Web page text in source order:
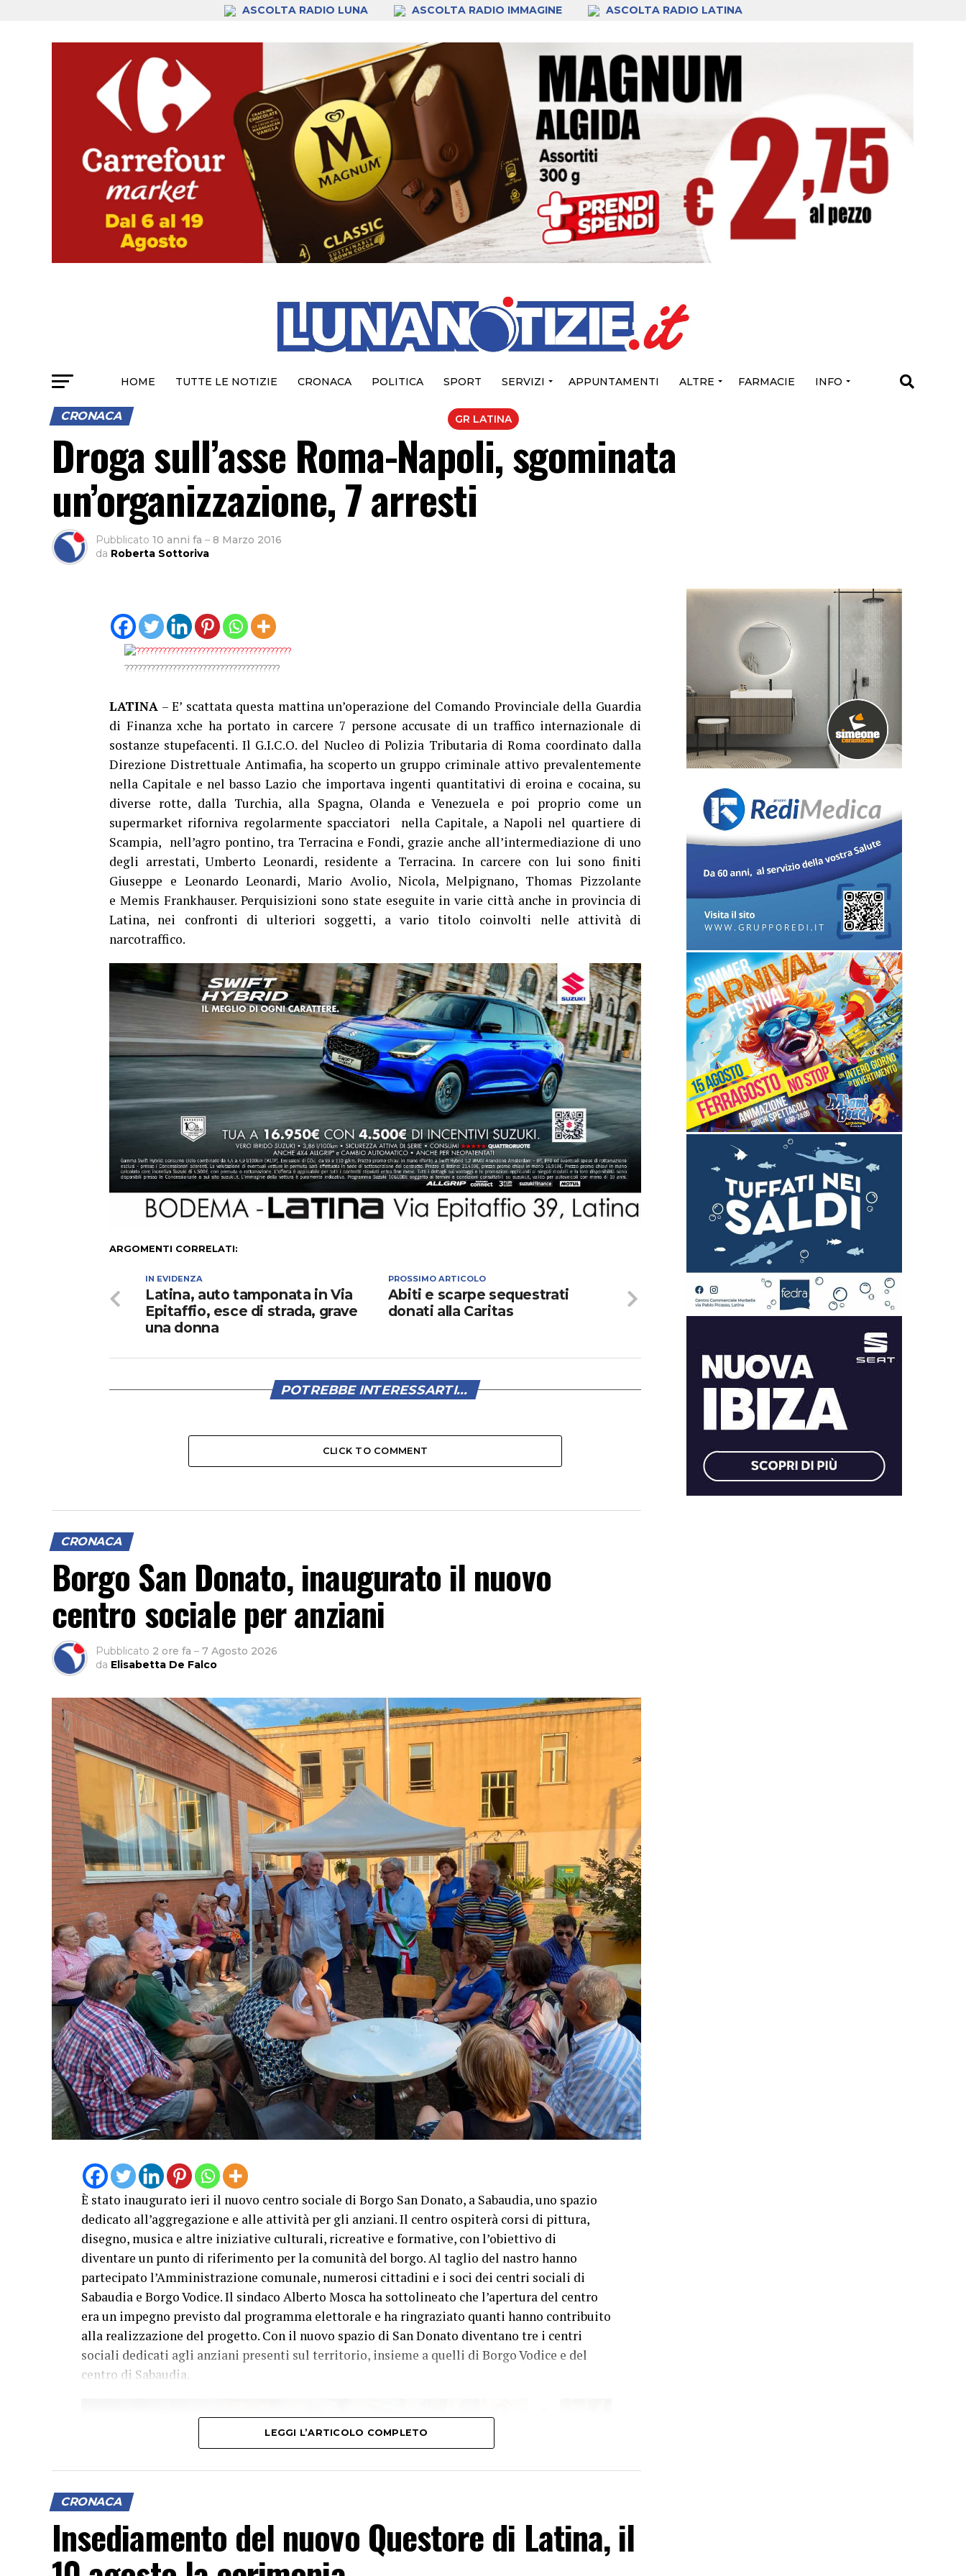
ASCOLTA RADIO LUNA ASCOLTA RADIO IMMAGINE ASCOLTA RADIO LATINA
HOME TUTTE LE NOTIZIE CRONACA POLITICA SPORT SERVIZI APPUNTAMENTI ALTRE FARMACIE INFO
GR LATINA
CRONACA
Droga sull’asse Roma-Napoli, sgominata
un’organizzazione, 7 arresti
Pubblicato 10 anni fa – 8 Marzo 2016
da Roberta Sottoriva
????????????????????????????????????
LATINA – E’ scattata questa mattina un’operazione del Comando Provinciale della Guardia
di Finanza xche ha portato in carcere 7 persone accusate di un traffico internazionale di
sostanze stupefacenti. Il G.I.C.O. del Nucleo di Polizia Tributaria di Roma coordinato dalla
Direzione Distrettuale Antimafia, ha scoperto un gruppo criminale attivo prevalentemente
nella Capitale e nel basso Lazio che importava ingenti quantitativi di eroina e cocaina, su
diverse rotte, dalla Turchia, alla Spagna, Olanda e Venezuela e poi proprio come un
supermarket riforniva regolarmente spacciatori nella Capitale, a Napoli nel quartiere di
Scampia, nell’agro pontino, tra Terracina e Fondi, grazie anche all’intermediazione di uno
degli arrestati, Umberto Leonardi, residente a Terracina. In carcere con lui sono finiti
Giuseppe e Leonardo Leonardi, Mario Avolio, Nicola, Melpignano, Thomas Pizzolante
e Memis Frankhauser. Perquisizioni sono state eseguite in varie città anche in provincia di
Latina, nei confronti di ulteriori soggetti, a vario titolo coinvolti nelle attività di
narcotraffico.
ARGOMENTI CORRELATI:
PROSSIMO ARTICOLO
Abiti e scarpe sequestrati
donati alla Caritas
IN EVIDENZA
Latina, auto tamponata in Via
Epitaffio, esce di strada, grave
una donna
POTREBBE INTERESSARTI...
CLICK TO COMMENT
CRONACA
Borgo San Donato, inaugurato il nuovo
centro sociale per anziani
Pubblicato 2 ore fa – 7 Agosto 2026
da Elisabetta De Falco
È stato inaugurato ieri il nuovo centro sociale di Borgo San Donato, a Sabaudia, uno spazio
dedicato all’aggregazione e alle attività per gli anziani. Il centro ospiterà corsi di pittura,
disegno, musica e altre iniziative culturali, ricreative e formative, con l’obiettivo di
diventare un punto di riferimento per la comunità del borgo. Al taglio del nastro hanno
partecipato l’Amministrazione comunale, numerosi cittadini e i soci dei centri sociali di
Sabaudia e Borgo Vodice. Il sindaco Alberto Mosca ha sottolineato che l’apertura del centro
era un impegno previsto dal programma elettorale e ha ringraziato quanti hanno contribuito
alla realizzazione del progetto. Con il nuovo spazio di San Donato diventano tre i centri
sociali dedicati agli anziani presenti sul territorio, insieme a quelli di Borgo Vodice e del
centro di Sabaudia.
LEGGI L’ARTICOLO COMPLETO
CRONACA
Insediamento del nuovo Questore di Latina, il